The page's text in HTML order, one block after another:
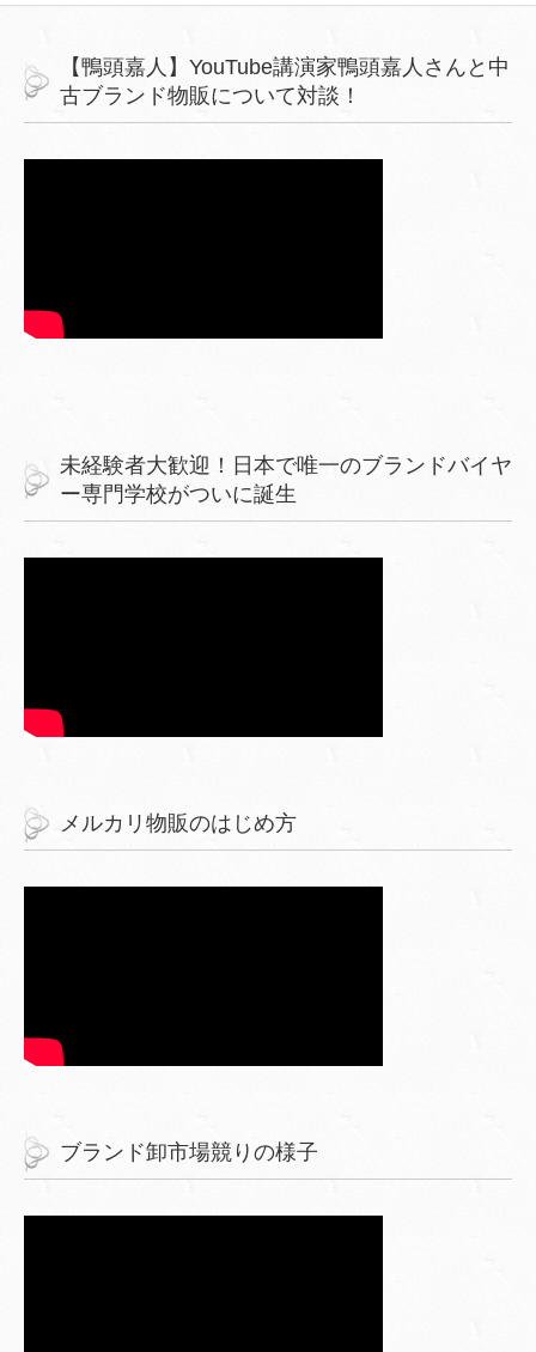
【鴨頭嘉人】YouTube講演家鴨頭嘉人さんと中
古ブランド物販について対談！
未経験者大歓迎！日本で唯一のブランドバイヤ
ー専門学校がついに誕生
メルカリ物販のはじめ方
ブランド卸市場競りの様子